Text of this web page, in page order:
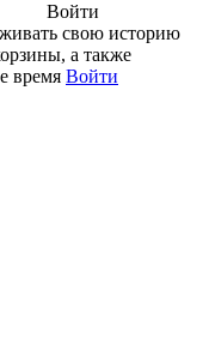
Войти
свою историю
а также
время Войти